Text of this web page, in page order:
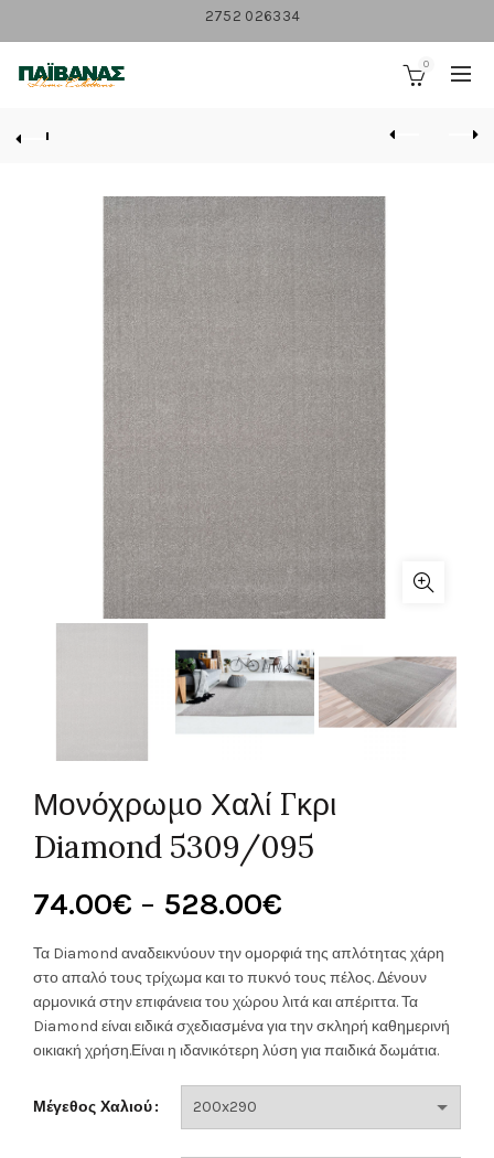
2752 026334
0
Μονόχρωμο Χαλί Γκρι
Diamond 5309/095
74.00€ – 528.00€
range:
74.00€
through
528.00€
Τα Diamond αναδεικνύουν την ομορφιά της απλότητας χάρη
στο απαλό τους τρίχωμα και το πυκνό τους πέλος. Δένουν
αρμονικά στην επιφάνεια του χώρου λιτά και απέριττα. Τα
Diamond είναι ειδικά σχεδιασμένα για την σκληρή καθημερινή
οικιακή χρήση.Είναι η ιδανικότερη λύση για παιδικά δωμάτια.
Μέγεθος Χαλιού